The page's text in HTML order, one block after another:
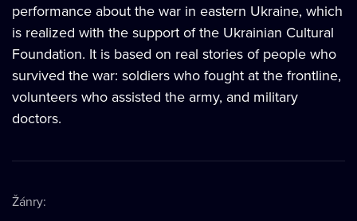
performance about the war in eastern Ukraine, which
is realized with the support of the Ukrainian Cultural
Foundation. It is based on real stories of people who
survived the war: soldiers who fought at the frontline,
volunteers who assisted the army, and military
doctors.
Žánry: